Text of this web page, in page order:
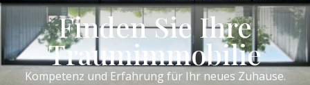
Finden Sie Ihre
Traumimmobilie
Kompetenz und Erfahrung für Ihr neues Zuhause.